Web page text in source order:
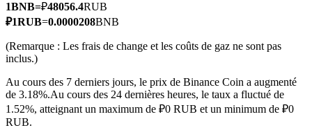
1BNB=₽48056.4RUB
₽1RUB=0.0000208BNB
(Remarque : Les frais de change et les coûts de gaz ne sont pas
inclus.)
Au cours des 7 derniers jours, le prix de Binance Coin a augmenté
de 3.18%.Au cours des 24 dernières heures, le taux a fluctué de
1.52%, atteignant un maximum de ₽0 RUB et un minimum de ₽0
RUB.